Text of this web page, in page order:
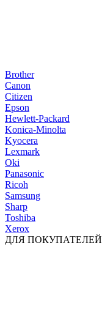
Brother
Canon
Citizen
Epson
Hewlett-Packard
Konica-Minolta
Kyocera
Lexmark
Oki
Panasonic
Ricoh
Samsung
Sharp
Toshiba
Xerox
ДЛЯ ПОКУПАТЕЛЕЙ